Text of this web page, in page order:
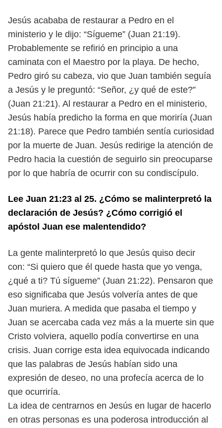
Jesús acababa de restaurar a Pedro en el
ministerio y le dijo: “Sígueme” (Juan 21:19).
Probablemente se refirió en principio a una
caminata con el Maestro por la playa. De hecho,
Pedro giró su cabeza, vio que Juan también seguía
a Jesús y le preguntó: “Señor, ¿y qué de este?”
(Juan 21:21). Al restaurar a Pedro en el ministerio,
Jesús había predicho la forma en que moriría (Juan
21:18). Parece que Pedro también sentía curiosidad
por la muerte de Juan. Jesús redirige la atención de
Pedro hacia la cuestión de seguirlo sin preocuparse
por lo que habría de ocurrir con su condiscípulo.
Lee Juan 21:23 al 25. ¿Cómo se malinterpretó la
declaración de Jesús? ¿Cómo corrigió el
apóstol Juan ese malentendido?
La gente malinterpretó lo que Jesús quiso decir
con: “Si quiero que él quede hasta que yo venga,
¿qué a ti? Tú sígueme” (Juan 21:22). Pensaron que
eso significaba que Jesús volvería antes de que
Juan muriera. A medida que pasaba el tiempo y
Juan se acercaba cada vez más a la muerte sin que
Cristo volviera, aquello podía convertirse en una
crisis. Juan corrige esta idea equivocada indicando
que las palabras de Jesús habían sido una
expresión de deseo, no una profecía acerca de lo
que ocurriría.
La idea de centrarnos en Jesús en lugar de hacerlo
en otras personas es una poderosa introducción al